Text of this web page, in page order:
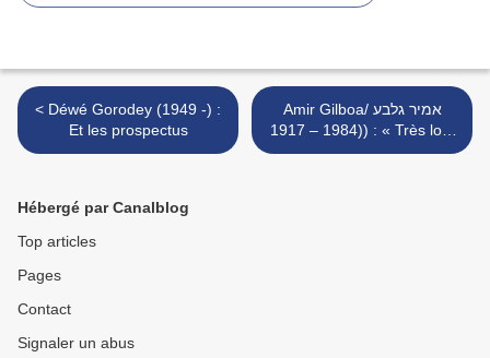
< Déwé Gorodey (1949 -) :
Et les prospectus
Amir Gilboa/ אמיר גלבע
(1984 – 1917) : « Très loin
à perte de vue... » >
Hébergé par Canalblog
Top articles
Pages
Contact
Signaler un abus